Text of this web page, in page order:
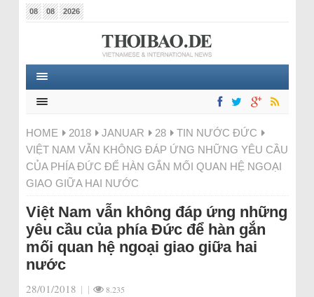
08 08 2026
HOME 2018 JANUAR 28
TIN NƯỚC ĐỨC
VIỆT NAM VẪN KHÔNG ĐÁP ỨNG NHỮNG YÊU CẦU
CỦA PHÍA ĐỨC ĐỂ HÀN GẮN MỐI QUAN HỆ NGOẠI
GIAO GIỮA HAI NƯỚC
Việt Nam vẫn không đáp ứng những
yêu cầu của phía Đức để hàn gắn
mối quan hệ ngoại giao giữa hai
nước
28/01/2018 | | 8.235